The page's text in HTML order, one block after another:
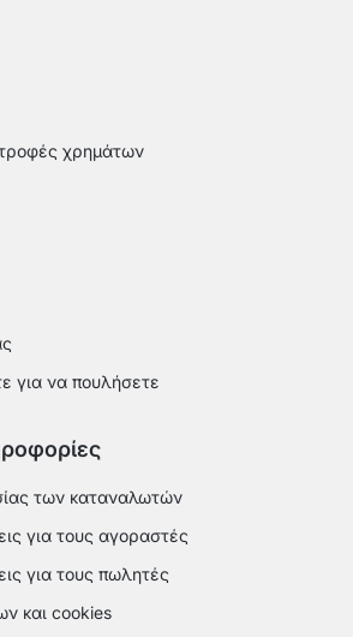
χρημάτων
για να πουλήσετε
των καταναλωτών
για τους αγοραστές
για τους πωλητές
και cookies